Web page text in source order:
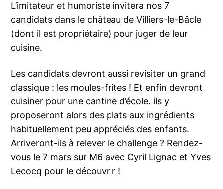
L’imitateur et humoriste invitera nos 7
candidats dans le château de Villiers-le-Bâcle
(dont il est propriétaire) pour juger de leur
cuisine.
Les candidats devront aussi revisiter un grand
classique : les moules-frites ! Et enfin devront
cuisiner pour une cantine d’école. ils y
proposeront alors des plats aux ingrédients
habituellement peu appréciés des enfants.
Arriveront-ils à relever le challenge ? Rendez-
vous le 7 mars sur M6 avec Cyril Lignac et Yves
Lecocq pour le découvrir !